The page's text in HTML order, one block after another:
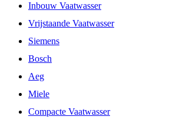
Inbouw Vaatwasser
Vrijstaande Vaatwasser
Siemens
Bosch
Aeg
Miele
Compacte Vaatwasser